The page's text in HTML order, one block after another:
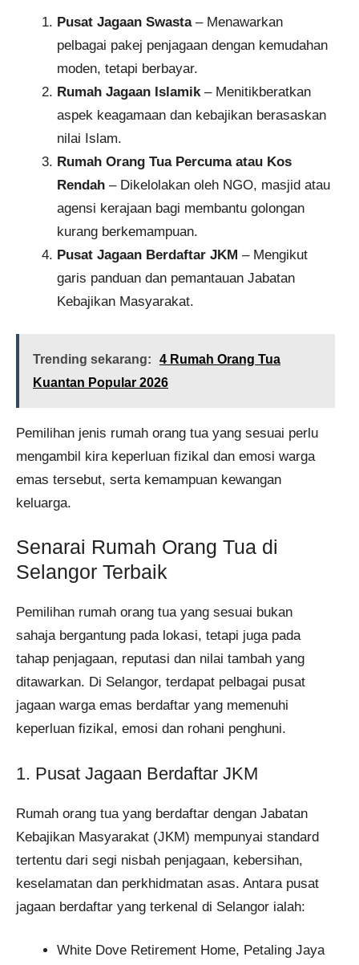
Pusat Jagaan Swasta– Menawarkan
pelbagai pakej penjagaan dengan kemudahan
moden, tetapi berbayar.
Rumah Jagaan Islamik– Menitikberatkan
aspek keagamaan dan kebajikan berasaskan
nilai Islam.
Rumah Orang Tua Percuma atau Kos
Rendah – Dikelolakan oleh NGO, masjid atau
agensi kerajaan bagi membantu golongan
kurang berkemampuan.
Pusat Jagaan Berdaftar JKM – Mengikut
garis panduan dan pemantauan Jabatan
Kebajikan Masyarakat.
Trending sekarang:
4 Rumah Orang Tua
Kuantan Popular 2026
Pemilihan jenis rumah orang tua yang sesuai perlu
mengambil kira keperluan fizikal dan emosi warga
emas tersebut, serta kemampuan kewangan
keluarga.
Senarai Rumah Orang Tua di
Selangor Terbaik
Pemilihan rumah orang tua yang sesuai bukan
sahaja bergantung pada lokasi, tetapi juga pada
tahap penjagaan, reputasi dan nilai tambah yang
ditawarkan. Di Selangor, terdapat pelbagai pusat
jagaan warga emas berdaftar yang memenuhi
keperluan fizikal, emosi dan rohani penghuni.
1. Pusat Jagaan Berdaftar JKM
Rumah orang tua yang berdaftar dengan Jabatan
Kebajikan Masyarakat (JKM) mempunyai standard
tertentu dari segi nisbah penjagaan, kebersihan,
keselamatan dan perkhidmatan asas. Antara pusat
jagaan berdaftar yang terkenal di Selangor ialah:
White Dove Retirement Home, Petaling Jaya